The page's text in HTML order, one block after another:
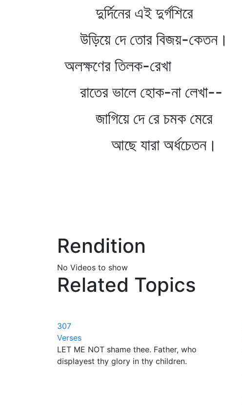
দুর্দিনের এই দুর্গশিরে
উড়িয়ে দে তোর বিজয়-কেতন।
অলক্ষণের তিলক-রেখা
রাতের ভালে হোক-না লেখা--
জাগিয়ে দে রে চমক মেরে
আছে যারা অর্ধচেতন।
Rendition
No Videos to show
Related Topics
307
Verses
LET ME NOT shame thee. Father, who
displayest thy glory in thy children.